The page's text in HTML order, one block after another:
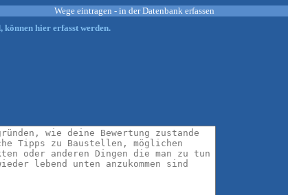
Wege eintragen - in der Datenbank erfassen
können hier erfasst werden.